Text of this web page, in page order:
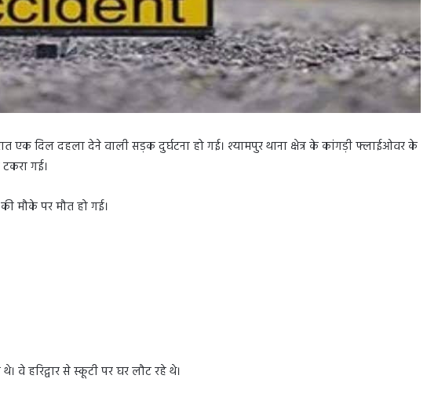
एक दिल दहला देने वाली सड़क दुर्घटना हो गई। श्यामपुर थाना क्षेत्र के कांगड़ी फ्लाईओवर के
गई।
मौके पर मौत हो गई।
वे हरिद्वार से स्कूटी पर घर लौट रहे थे।